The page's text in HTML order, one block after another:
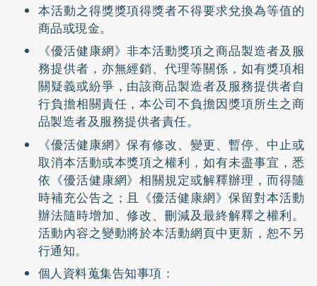
本活動之得獎獎項得獎者不得要求兌換為等值的
商品或現金。
《優活健康網》非本活動獎項之商品製造者及服
務提供者，亦無經銷、代理等關係，如有獎項相
關疑義或紛爭，由該商品製造者及服務提供者自
行負擔相關責任，本公司不負擔因獎項所生之商
品製造者及服務提供者責任。
《優活健康網》保有修改、變更、暫停、中止或
取消本活動或本獎項之權利，如有未盡事宜，悉
依《優活健康網》相關規定或解釋辦理，而得隨
時補充公告之；且《優活健康網》保留對本活動
辦法隨時增加、修改、刪減及最終解釋之權利。
活動內容之變動將於本活動網頁中更新，恕不另
行通知。
個人資料蒐集告知事項：